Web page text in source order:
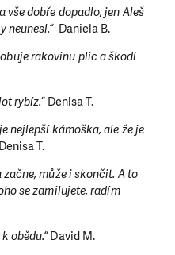
vše dobře dopadlo, jen Aleš
neunesl.“Daniela B.
rakovinu plic a škodí
rybíz.“ Denisa T.
nejlepší kámoška, ale že je
Denisa T.
začne, může i skončit. A to
se zamilujete, radím
obědu.“David M.